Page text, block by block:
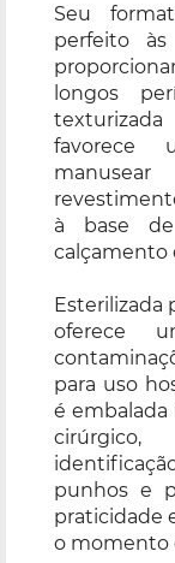
Seu
perfeito
longos
favorece
à base
calçamento
Esterilizada
oferece
para uso
é
punhos e
praticidade
o momento